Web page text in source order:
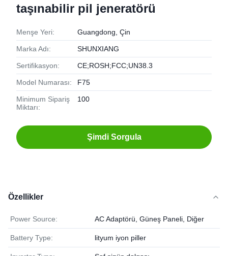
taşınabilir pil jeneratörü
Menşe Yeri: Guangdong, Çin
Marka Adı: SHUNXIANG
Sertifikasyon: CE;ROSH;FCC;UN38.3
Model Numarası: F75
Minimum Sipariş
Miktarı:
100
Şimdi Sorgula
Özellikler
Power Source: AC Adaptörü, Güneş Paneli, Diğer
Battery Type: lityum iyon piller